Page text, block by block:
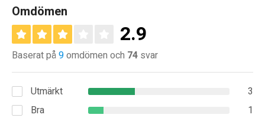
Omdömen
2.9
Baserat på9omdömen och 74 svar
Utmärkt
3
Bra
1